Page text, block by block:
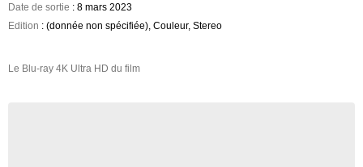
Date de sortie : 8 mars 2023
Edition : (donnée non spécifiée), Couleur, Stereo
Le Blu-ray 4K Ultra HD du film